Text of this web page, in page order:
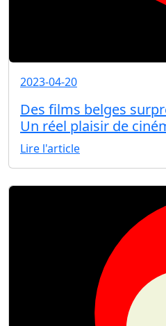
2023-04-20
Des films belges
Un réel plaisir de
Lire l'article